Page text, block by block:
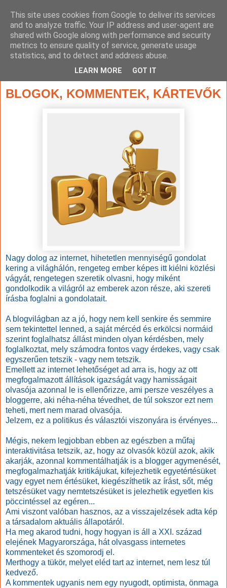
BLOGOK, KOMMENTEK, KÁRTEVŐK
Nagy dolog az internet, hihetetlen mennyiségű gondolat
kering a világhálón, rengeteg ember képes itt kiélni közlési
vágyát, rengetegen szeretik olvasni, hogy miként
gondolkodik a világról az emberek azon része, aki szereti
írásba foglalni a gondolatait.
A blogvilágban az a jó, hogy nem kell senkire és semmire
sem tekintettel lenned, a saját mércéd és erkölcsi normáid
szerint foglalhatsz állást minden olyan kérdésben, mely
foglalkoztat, mely számodra fontos vagy érdekes, vagy csak
egyszerűen tetszik - vagy nem tetszik.
Emellett az internet lehetőséget ad arra is, hogy az ott
megfogalmazott állítások igazságát vagy hamisságait
olvasója azonnal le is ellenőrizze, ami persze veszélyes a
bloggerre, aki néha-néha tévedhet, de túl sokszor ezt nem
teheti, mert nem marad olvasója.
Jelzem, ez a politikus és választói viszonyára is érvényes...
Mégis, nekem legjobban ebben az egészben a műfaj
interaktivitása tetszik, az, hogy az olvasók közül azok, akik
akarják, azonnal kommentálhatják is a blogger agymenését,
megfogalmazhatják kritikájukat, kifejezhetik egyetértésüket
vagy egyet nem értésüket, kiegészíthetik az írást, sőt, még
tetszésüket vagy nemtetszésüket is jelezhetik egyetlen kis
pöccintéssel az egéren...
Ami viszont valóban hasznos, az a visszajelzések adta kép
a társadalom aktuális állapotáról.
Ha meg akarod tudni, hogy hogyan is áll a XXI. század
elejének Magyarországa, hát olvasgass internetes
kommenteket és szomorodj el.
Merthogy a tükör, melyet eléd tart az internet, nem lesz túl
kedvező.
A kommentek ugyanis nem egy nyugodt, optimista, önmaga
This site uses cookies from Google to deliver its services
and to analyze traffic. Your IP address and user-agent are
shared with Google along with performance and security
metrics to ensure quality of service, generate usage
statistics, and to detect and address abuse.
LEARN MORE GOT IT